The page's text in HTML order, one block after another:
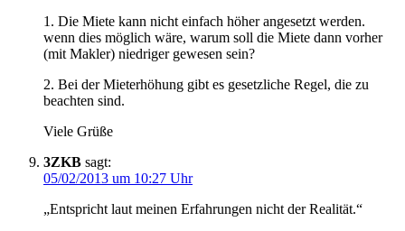
1. Die Miete kann nicht einfach höher angesetzt werden.
wenn dies möglich wäre, warum soll die Miete dann vorher
(mit Makler) niedriger gewesen sein?
2. Bei der Mieterhöhung gibt es gesetzliche Regel, die zu
beachten sind.
Viele Grüße
3ZKB sagt:
05/02/2013 um 10:27 Uhr
„Entspricht laut meinen Erfahrungen nicht der Realität.“